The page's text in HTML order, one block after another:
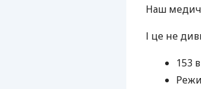
Наш
І це не
153